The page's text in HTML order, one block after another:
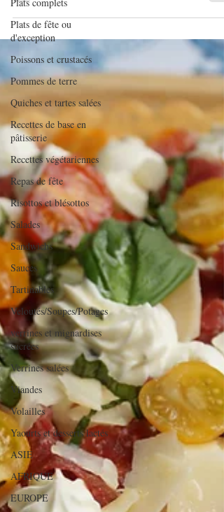
Plats de fête ou
d'exception
Poissons et crustacés
Pommes de terre
Quiches et tartes salées
Recettes de base en
pâtisserie
Recettes végétariennes
Repas de fête
Risottos et blésottos
Salades
Sandwichs
Sauces
Tartinables
Veloutés/Soupes/Potages
verrines et mignardises
sucrées
Verrines salées
Viandes
Volailles
Yaourts et desserts lactés
ASIE
AFRIQUE
EUROPE
alimentaire.